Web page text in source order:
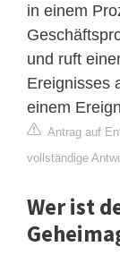
in einem
und ruft
Ereignisses
einem
Antrag auf
vollständige
Wer ist